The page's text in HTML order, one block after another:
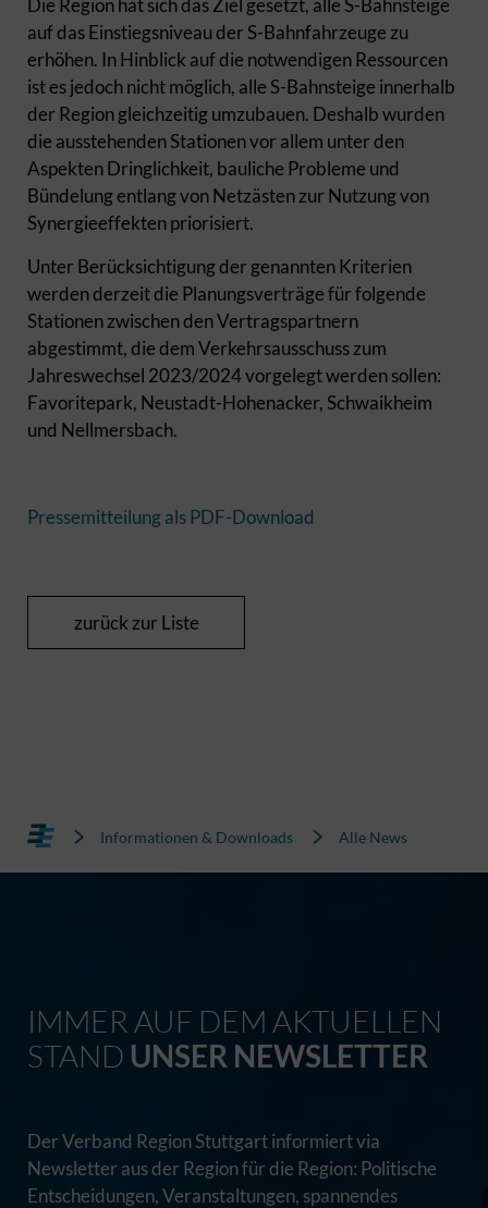
Die Region hat sich das Ziel gesetzt, alle S-Bahnsteige
auf das Einstiegsniveau der S-Bahnfahrzeuge zu
erhöhen. In Hinblick auf die notwendigen Ressourcen
ist es jedoch nicht möglich, alle S-Bahnsteige innerhalb
der Region gleichzeitig umzubauen. Deshalb wurden
die ausstehenden Stationen vor allem unter den
Aspekten Dringlichkeit, bauliche Probleme und
Bündelung entlang von Netzästen zur Nutzung von
Synergieeffekten priorisiert.
Unter Berücksichtigung der genannten Kriterien
werden derzeit die Planungsverträge für folgende
Stationen zwischen den Vertragspartnern
abgestimmt, die dem Verkehrsausschuss zum
Jahreswechsel 2023/2024 vorgelegt werden sollen:
Favoritepark, Neustadt-Hohenacker, Schwaikheim
und Nellmersbach.
Pressemitteilung als PDF-Download
zurück zur Liste
Informationen & Downloads Alle News
IMMER AUF DEM AKTUELLEN
STAND UNSER NEWSLETTER
Der Verband Region Stuttgart informiert via
Newsletter aus der Region für die Region: Politische
Entscheidungen, Veranstaltungen, spannendes